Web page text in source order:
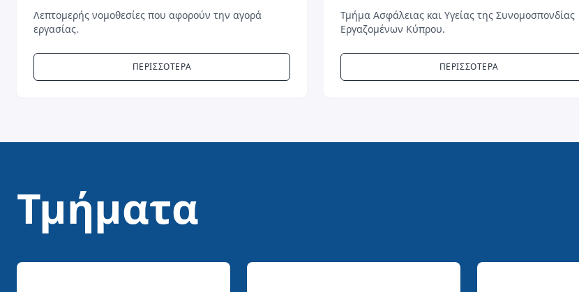
Λεπτομερής νομοθεσίες που αφορούν την αγορά
εργασίας.
ΠΕΡΙΣΣΟΤΕΡΑ
Τμήμα Ασφάλειας και Υγείας της Συνομοσπονδίας
Εργαζομένων Κύπρου.
ΠΕΡΙΣΣΟΤΕΡΑ
Τμήματα